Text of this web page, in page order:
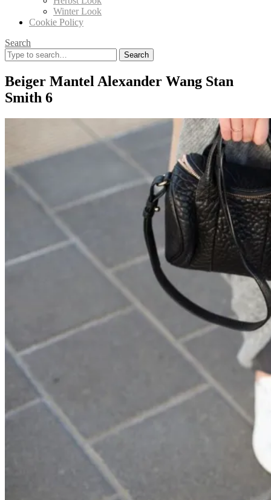
Winter Look
Cookie Policy
Search
Search
for:
Beiger Mantel Alexander Wang Stan
Smith 6